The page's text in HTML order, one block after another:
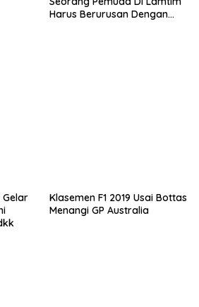
Harus Berurusan Dengan
Gelar
Klasemen F1 2019 Usai Bottas
Menangi GP Australia